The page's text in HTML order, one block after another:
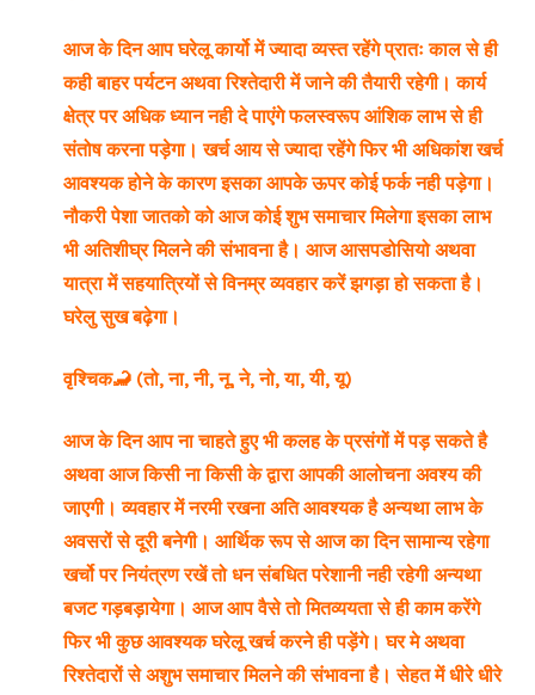
आज के दिन आप घरेलू कार्यो में ज्यादा व्यस्त रहेंगे प्रातः काल से ही
कही बाहर पर्यटन अथवा रिश्तेदारी में जाने की तैयारी रहेगी। कार्य
क्षेत्र पर अधिक ध्यान नही दे पाएंगे फलस्वरूप आंशिक लाभ से ही
संतोष करना पड़ेगा। खर्च आय से ज्यादा रहेंगे फिर भी अधिकांश खर्च
आवश्यक होने के कारण इसका आपके ऊपर कोई फर्क नही पड़ेगा।
नौकरी पेशा जातको को आज कोई शुभ समाचार मिलेगा इसका लाभ
भी अतिशीघ्र मिलने की संभावना है। आज आसपडोसियो अथवा
यात्रा में सहयात्रियों से विनम्र व्यवहार करें झगड़ा हो सकता है।
घरेलु सुख बढ़ेगा।
वृश्चिक🦂 (तो, ना, नी, नू, ने, नो, या, यी, यू)
आज के दिन आप ना चाहते हुए भी कलह के प्रसंगों में पड़ सकते है
अथवा आज किसी ना किसी के द्वारा आपकी आलोचना अवश्य की
जाएगी। व्यवहार में नरमी रखना अति आवश्यक है अन्यथा लाभ के
अवसरों से दूरी बनेगी। आर्थिक रूप से आज का दिन सामान्य रहेगा
खर्चो पर नियंत्रण रखें तो धन संबधित परेशानी नही रहेगी अन्यथा
बजट गड़बड़ायेगा। आज आप वैसे तो मितव्ययता से ही काम करेंगे
फिर भी कुछ आवश्यक घरेलू खर्च करने ही पड़ेंगे। घर मे अथवा
रिश्तेदारों से अशुभ समाचार मिलने की संभावना है। सेहत में धीरे धीरे